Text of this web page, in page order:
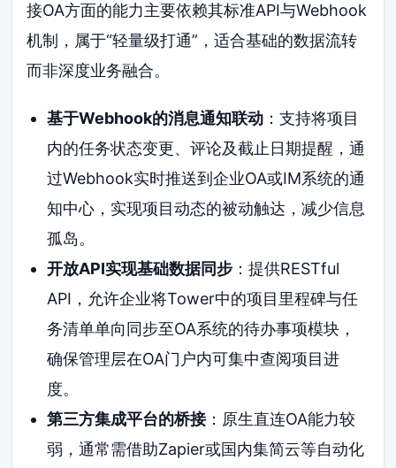
接OA方面的能力主要依赖其标准API与Webhook
机制，属于“轻量级打通”，适合基础的数据流转
而非深度业务融合。
基于Webhook的消息通知联动：支持将项目
内的任务状态变更、评论及截止日期提醒，通
过Webhook实时推送到企业OA或IM系统的通
知中心，实现项目动态的被动触达，减少信息
孤岛。
开放API实现基础数据同步：提供RESTful
API，允许企业将Tower中的项目里程碑与任
务清单单向同步至OA系统的待办事项模块，
确保管理层在OA门户内可集中查阅项目进
度。
第三方集成平台的桥接：原生直连OA能力较
弱，通常需借助Zapier或国内集简云等自动化